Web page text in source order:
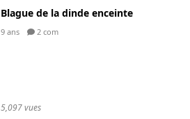
Blague de la dinde enceinte
9 ans 2 com
5,097 vues